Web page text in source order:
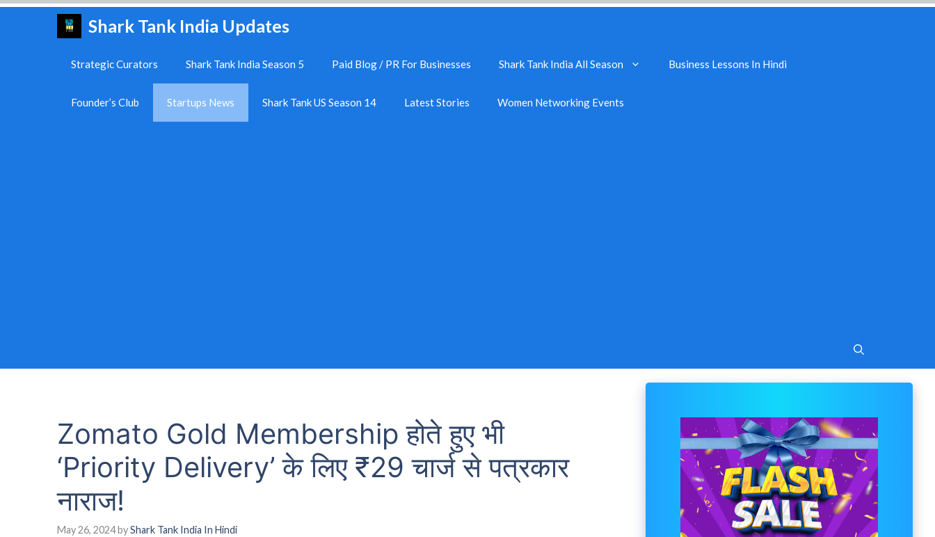
Shark Tank India Updates
Strategic Curators Shark Tank India Season 5 Paid Blog / PR For Businesses Shark Tank India All Season Business Lessons In Hindi
Founder’s Club Startups News Shark Tank US Season 14 Latest Stories Women Networking Events
Zomato Gold Membership होते हुए भी
‘Priority Delivery’ के लिए ₹29 चार्ज से पत्रकार
नाराज!
May 26, 2024byShark Tank India In Hindi